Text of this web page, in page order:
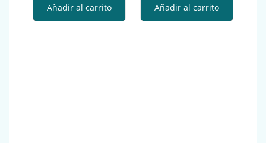
Añadir al carrito Añadir al carrito